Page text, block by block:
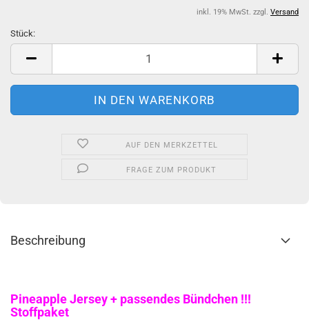
inkl. 19% MwSt. zzgl. Versand
Stück:
Stück
AUF DEN MERKZETTEL
FRAGE ZUM PRODUKT
Beschreibung
Pineapple Jersey + passendes Bündchen !!!
Stoffpaket